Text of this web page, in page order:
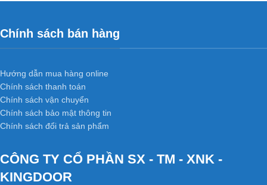
Chính sách bán hàng
Hướng dẫn mua hàng online
Chính sách thanh toán
Chính sách vận chuyển
Chính sách bảo mật thông tin
Chính sách đổi trả sản phẩm
CÔNG TY CỔ PHẦN SX - TM - XNK -
KINGDOOR